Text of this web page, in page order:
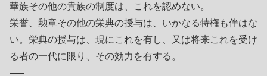
華族その他の貴族の制度は、これを認めない。
栄誉、勲章その他の栄典の授与は、いかなる特権も伴はな
い。栄典の授与は、現にこれを有し、又は将来これを受け
る者の一代に限り、その効力を有する。
—–